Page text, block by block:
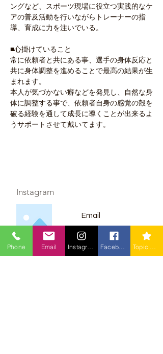
ングなど、スポーツ現場に役立つ実践的なケ
アの普及活動を行いながらトレーナーの指
導、育成に力を注いでいる。
■心掛けていること
常に依頼者と共にある事、選手の身体反応と
共に身体調整を進めることで最高の結果が生
まれます。
本人が気づかない癖などを発見し、自然な身
体に調整する事で、依頼者自身の感覚の殻を
破る経験を通して成長に導くことが出来るよ
うサポートさせて戴いてます。
​Instagram
Email
​youtube
Phone Email